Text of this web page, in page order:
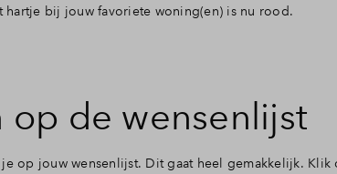
bij jouw favoriete woning(en) is nu rood.
op de wensenlijst
op jouw wensenlijst. Dit gaat heel gemakkelijk. Klik